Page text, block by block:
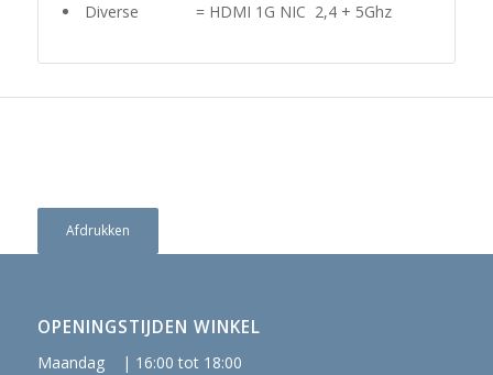
Diverse = HDMI 1G NIC 2,4 + 5Ghz
Afdrukken
OPENINGSTIJDEN WINKEL
Maandag | 16:00 tot 18:00